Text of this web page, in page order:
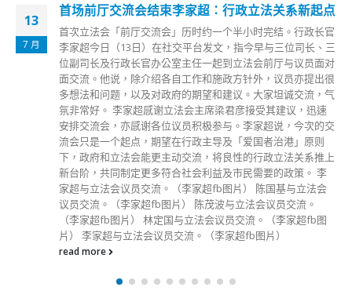
13
7 月
首场前厅交流会结束李家超：行政立法关系新起点
首次立法会「前厅交流会」历时约一个半小时完结。行政长官
李家超今日（13日）在社交平台发文，指今早与三位司长、三
位副司长及行政长官办公室主任一起到立法会前厅与议员面对
面交流。他说，除介绍各自工作和施政方针外，议员亦提出很
多想法和问题，以及对政府的期望和建议。大家坦诚交流，气
氛非常好。 李家超感谢立法会主席梁君彦接受其建议，迅速
安排交流会，亦感谢各位议员积极参与。李家超说，今次的交
流会只是一个起点，期望在行政主导及「爱国者治港」原则
下，政府和立法会能更主动交流，将良性的行政立法关系推上
新台阶，共同制定更多符合社会利益及市民需要的政策。 李
家超与立法会议员交流。（李家超fb图片） 陈国基与立法会
议员交流。（李家超fb图片） 陈茂波与立法会议员交流。
（李家超fb图片） 林定国与立法会议员交流。（李家超fb图
片） 李家超与立法会议员交流。（李家超fb图片）
read more